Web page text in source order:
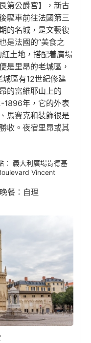
第公爵宮】，新古
驅車前往法國第三
的名城，是文藝復
是法國的“美食之
土地，搭配着廣場
是里昂的老城區，
區有12世紀修建
的富維耶山上的
1896年，它的外表
馬賽克和裝飾很是
收。夜宿里昂或其
： 義大利廣場肯德基
Vincent
餐：自理